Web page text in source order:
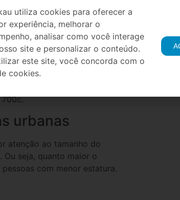
usuários. As marchas mais
as marchas mais pesadas
o ciclista.
do aro. Quanto maior
buracos. Para as
700c.
urbanas
atenção ao tamanho do
seja, quanto maior o
com menor estatura.
utiliza cookies para oferecer a
experiência, melhorar o
analisar como você interage
site e personalizar o conteúdo.
este site, você concorda com o
cookies.